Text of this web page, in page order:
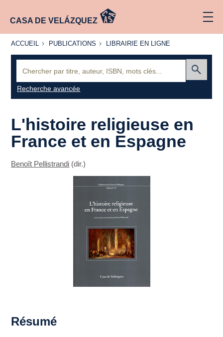
CASA DE VELÁZQUEZ
ACCUEIL
ACCUEIL PUBLICATIONS
PUBLICATIONS
LIBRAIRIE
LIBRAIRIE EN LIGNE
Recherche avancée
L'histoire religieuse en
France et en Espagne
Benoît Pellistrandi (dir.)
Résumé